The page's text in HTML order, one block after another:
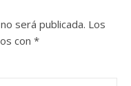
será publicada. Los
con *